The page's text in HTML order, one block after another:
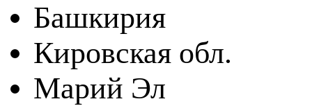
Башкирия
Кировская обл.
Марий Эл